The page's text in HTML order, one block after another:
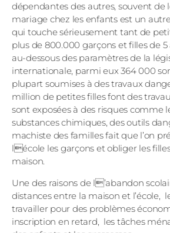
dépendantes des autres, souvent de
mariage chez les enfants est un
qui touche sérieusement tant de
plus de 800.000 garçons et filles de 5
au-dessous des paramètres de la
internationale, parmi eux 364 000
plupart soumises à des travaux
million de petites filles font des
sont exposées à des risques comme
substances chimiques, des outils
machiste des familles fait que l’on
lécole les garçons et obliger les
maison.
Une des raisons de l’abandon
distances entre la maison et l’école,
travailler pour des problèmes
inscription en retard, les tâches